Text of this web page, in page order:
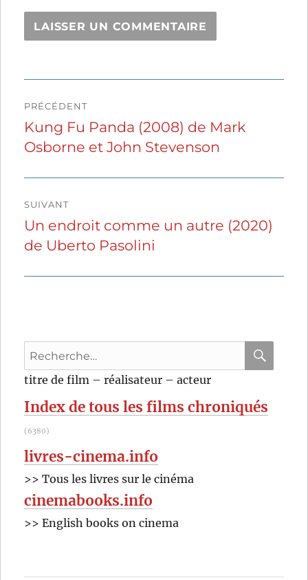
de
l’article
PRÉCÉDENT
Publication
précédente :
Kung Fu Panda (2008) de Mark
Osborne et John Stevenson
SUIVANT
Publication
suivante :
Un endroit comme un autre (2020)
de Uberto Pasolini
Recherche
pour
titre de film – réalisateur – acteur
Index de tous les films chroniqués
(6380)
livres-cinema.info
>> Tous les livres sur le cinéma
cinemabooks.info
>> English books on cinema